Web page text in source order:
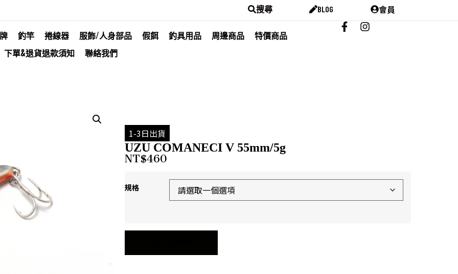
搜尋 BLOG 會員
釣竿 捲線器 服飾/人身部品 假餌 釣具用品 周邊商品
特價商品
下單&退貨退款須知
聯絡我們
1-3日出貨
UZU COMANECI V 55mm/5g
NT$460
規格